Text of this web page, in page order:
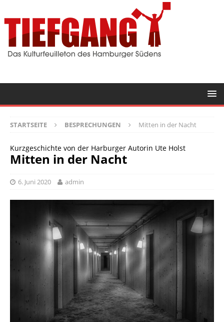
STARTSEITE BESPRECHUNGEN Mitten in der Nacht
Kurzgeschichte von der Harburger Autorin Ute Holst
Mitten in der Nacht
6. Juni 2020 admin